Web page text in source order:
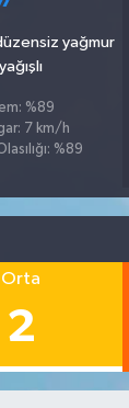
yağmur
yağışlı
%89
7 km/h
%89
Orta
2